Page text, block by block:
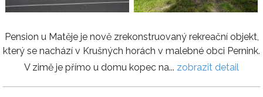
Pension u Matěje je nově zrekonstruovaný rekreační objekt,
který se nachází v Krušných horách v malebné obci Pernink.
V zimě je přímo u domu kopec na... zobrazit detail